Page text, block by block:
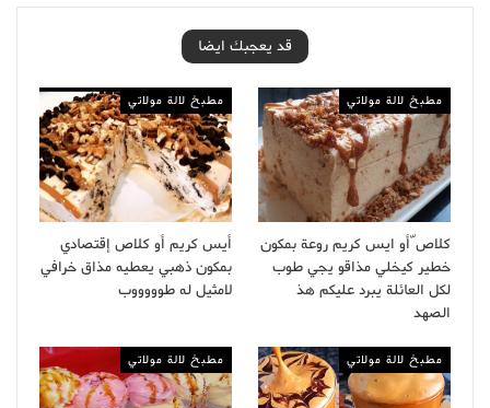
قد يعجبك ايضا
مطبخ لالة مولاتي
كلاص ّأو ايس كريم روعة بمكون
خطير كيخلي مذاقو يجي طوب
لكل العائلة يبرد عليكم هذ
الصهد
مطبخ لالة مولاتي
أيس كريم أو كلاص إقتصادي
بمكون ذهبي يعطيه مذاق خرافي
لامثيل له طوووووب
مطبخ لالة مولاتي مطبخ لالة مولاتي